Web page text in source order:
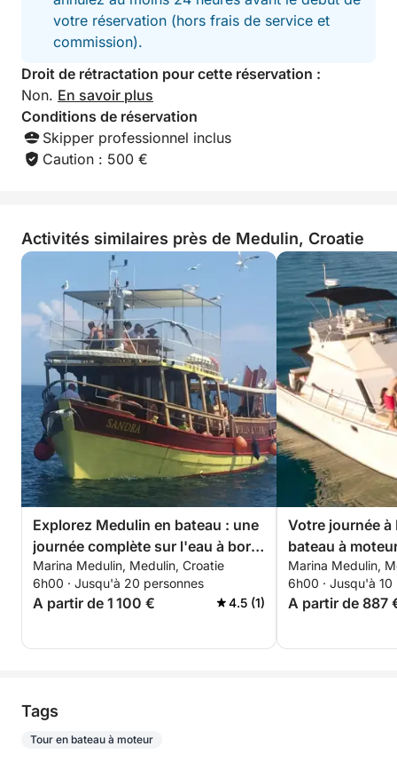
votre réservation (hors frais de service et
commission).
Droit de rétractation pour cette réservation :
Non. En savoir plus
Conditions de réservation
Skipper professionnel inclus
Caution : 500 €
Activités similaires près de Medulin, Croatie
Explorez Medulin en bateau : une
journée complète sur l'eau à bord
d'un bateau à moteur
Marina Medulin, Medulin, Croatie
6h00 · Jusqu'à 20 personnes
A partir de 1 100 € 4.5 (1)
Votre journée
bateau à
découverte.
Marina Medulin,
6h00 · Jusqu'à 10
A partir de 887
Tags
Tour en bateau à moteur